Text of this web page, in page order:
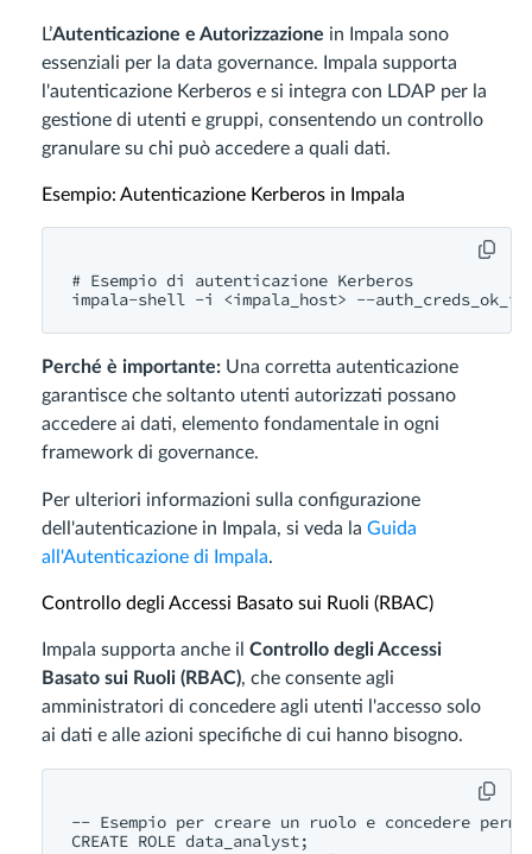
L’Autenticazione e Autorizzazione in Impala sono
essenziali per la data governance. Impala supporta
l'autenticazione Kerberos e si integra con LDAP per la
gestione di utenti e gruppi, consentendo un controllo
granulare su chi può accedere a quali dati.
Esempio: Autenticazione Kerberos in Impala
# Esempio di autenticazione Kerberos
Perché è importante: Una corretta autenticazione
garantisce che soltanto utenti autorizzati possano
accedere ai dati, elemento fondamentale in ogni
framework di governance.
Per ulteriori informazioni sulla configurazione
dell'autenticazione in Impala, si veda la Guida
all'Autenticazione di Impala.
Controllo degli Accessi Basato sui Ruoli (RBAC)
Impala supporta anche il Controllo degli Accessi
Basato sui Ruoli (RBAC), che consente agli
amministratori di concedere agli utenti l'accesso solo
ai dati e alle azioni specifiche di cui hanno bisogno.
-- Esempio per creare un ruolo e concedere
CREATE ROLE data_analyst;